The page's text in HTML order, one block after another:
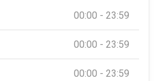
00:00 - 23:59
00:00 - 23:59
00:00 - 23:59